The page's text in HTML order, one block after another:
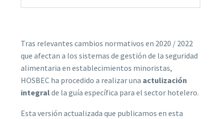
Tras relevantes cambios normativos en 2020 / 2022
que afectan a los sistemas de gestión de la seguridad
alimentaria en establecimientos minoristas,
HOSBEC ha procedido a realizar una actulización
integralde la guía específica para el sector hotelero.
Esta versión actualizada que publicamos en esta